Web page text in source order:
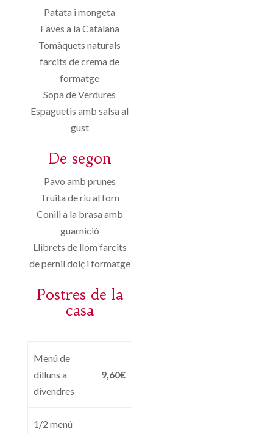
Patata i mongeta
Faves a la Catalana
Tomàquets naturals
farcits de crema de
formatge
Sopa de Verdures
Espaguetis amb salsa al
gust
De segon
Pavo amb prunes
Truita de riu al forn
Conill a la brasa amb
guarnició
Llibrets de llom farcits
de pernil dolç i formatge
Postres de la
casa
Menú de
dilluns a
divendres
9,60€
1/2 menú